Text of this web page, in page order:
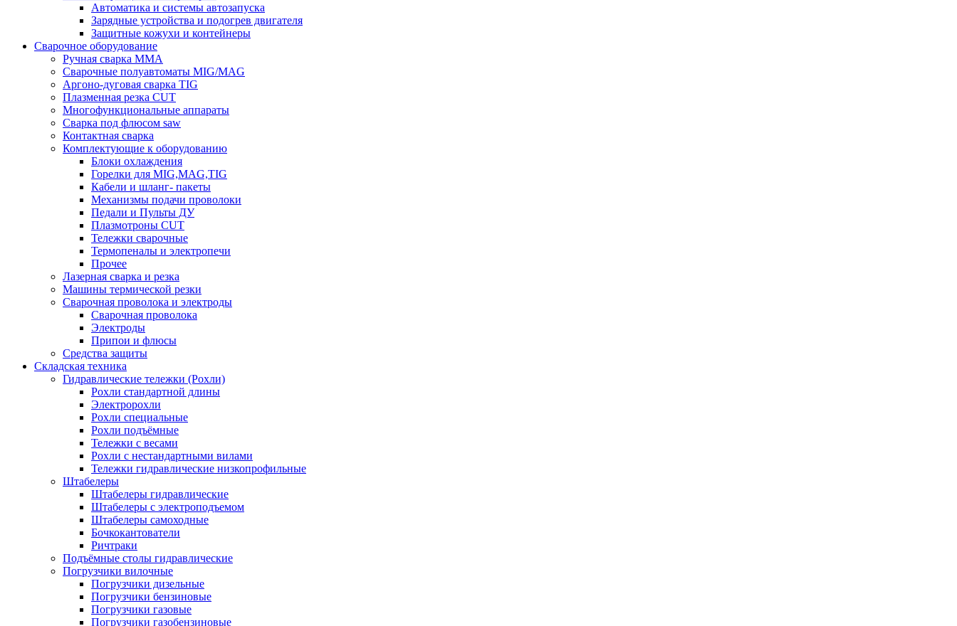
Автоматика и системы автозапуска
Зарядные устройства и подогрев двигателя
Защитные кожухи и контейнеры
Сварочное оборудование
Ручная сварка MMA
Сварочные полуавтоматы MIG/MAG
Аргоно-дуговая сварка TIG
Плазменная резка CUT
Многофункциональные аппараты
Сварка под флюсом saw
Контактная сварка
Комплектующие к оборудованию
Блоки охлаждения
Горелки для MIG,MAG,TIG
Кабели и шланг- пакеты
Механизмы подачи проволоки
Педали и Пульты ДУ
Плазмотроны CUT
Тележки сварочные
Термопеналы и электропечи
Прочее
Лазерная сварка и резка
Машины термической резки
Сварочная проволока и электроды
Сварочная проволока
Электроды
Припои и флюсы
Средства защиты
Складская техника
Гидравлические тележки (Рохли)
Рохли стандартной длины
Электророхли
Рохли специальные
Рохли подъёмные
Тележки с весами
Рохли с нестандартными вилами
Тележки гидравлические низкопрофильные
Штабелеры
Штабелеры гидравлические
Штабелеры с электроподъемом
Штабелеры самоходные
Бочкокантователи
Ричтраки
Подъёмные столы гидравлические
Погрузчики вилочные
Погрузчики дизельные
Погрузчики бензиновые
Погрузчики газовые
Погрузчики газобензиновые